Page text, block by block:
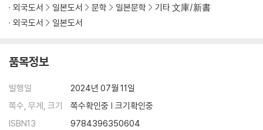
외국도서 일본도서 문학 일본문학
기타 文庫/新書
외국도서
일본도서
품목정보
발행일
2024년 07월 11일
쪽수, 무게, 크기
쪽수확인중 | 크기확인중
ISBN13
9784396350604